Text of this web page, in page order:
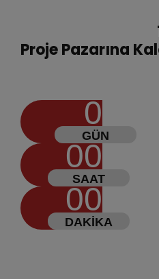
10.
Proje Pazarına
0
GÜN
00
SAAT
00
DAKIKA